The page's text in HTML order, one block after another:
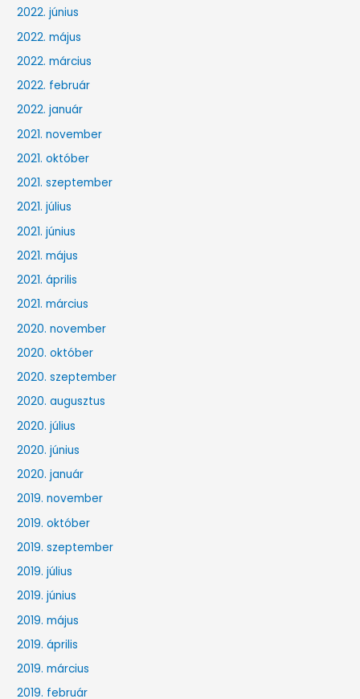
2022. június
2022. május
2022. március
2022. február
2022. január
2021. november
2021. október
2021. szeptember
2021. július
2021. június
2021. május
2021. április
2021. március
2020. november
2020. október
2020. szeptember
2020. augusztus
2020. július
2020. június
2020. január
2019. november
2019. október
2019. szeptember
2019. július
2019. június
2019. május
2019. április
2019. március
2019. február